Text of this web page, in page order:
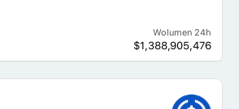
Wolumen 24h
$1,388,905,476